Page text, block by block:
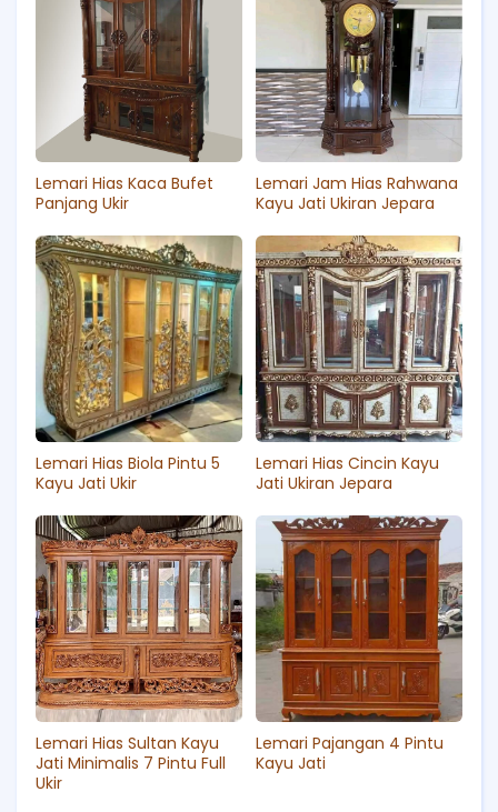
Lemari Hias Kaca Bufet
Panjang Ukir
Lemari Jam Hias Rahwana
Kayu Jati Ukiran Jepara
Lemari Hias Biola Pintu 5
Kayu Jati Ukir
Lemari Hias Cincin Kayu
Jati Ukiran Jepara
Lemari Hias Sultan Kayu
Jati Minimalis 7 Pintu Full
Ukir
Lemari Pajangan 4 Pintu
Kayu Jati